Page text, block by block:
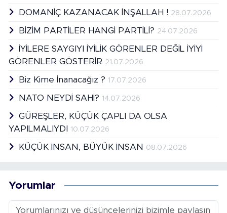
DOMANİÇ KAZANACAK İNŞALLAH ! 28.07.2026
BİZİM PARTİLER HANGİ PARTİLİ? 24.07.2026
İYİLERE SAYGIYI İYİLİK GÖRENLER DEĞİL İYİYİ
GÖRENLER GÖSTERİR 21.07.2026
Biz Kime İnanacağız ? 17.07.2026
NATO NEYDİ SAHİ? 14.07.2026
GÜREŞLER, KÜÇÜK ÇAPLI DA OLSA
YAPILMALIYDI
10.07.2026
KÜÇÜK İNSAN, BÜYÜK İNSAN 08.07.2026
Yorumlar